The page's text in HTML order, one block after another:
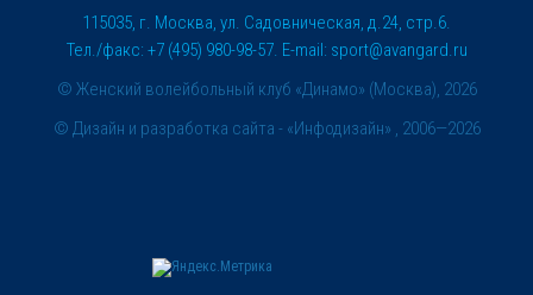
© Женский волейбольный клуб «Динамо» (Москва), 2026
115035, г. Москва, ул. Садовническая, д.24, стр.6.
Тел./факс: +7 (495) 980-98-57. E-mail: sport@avangard.ru
© Дизайн и разработка сайта - «Инфодизайн» , 2006—2026